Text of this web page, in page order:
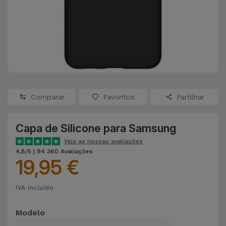
Oppo
OnePlus
Google
Dyson
TCL
Recondicionados
Recondicionados
Consolas
Recondicionadas
Ver
tudo
Auriculares
e Colunas
Smartwatches
e Braceletes
Correntes
Comparar Favoritos Partilhar
Capa de Silicone para Samsung
Veja as nossas avaliações
4,8/5 | 94 360 Avaliações
19,95 €
IVA incluído
Modelo